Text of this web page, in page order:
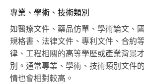
專業、學術、技術類別
如醫療文件、藥品仿單、學術論文、
規格書、法律文件、專利文件、合約
律、工程相關的高等學歷或產業背景
別。通常專業、學術、技術類別文件
情也會相對較高。